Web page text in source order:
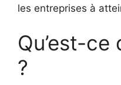
les entreprises à
Qu’est-ce
?